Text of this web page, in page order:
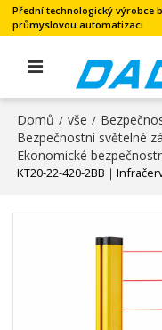
Přední technologický výrobce
průmyslovou automatizaci
Domů / vše /
Bezpečnostní světelné
Ekonomické
KT20-22-420-2BB｜